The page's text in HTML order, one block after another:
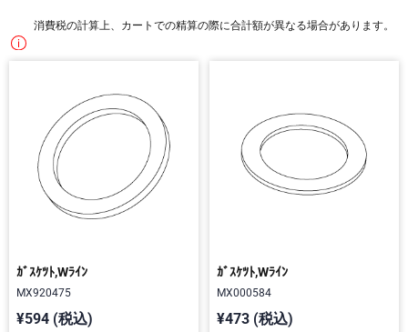
消費税の計算上、カートでの精算の際に合計額が異なる場合があります。
ｶﾞｽｹﾂﾄ,Wﾗｲﾝ
MX920475
¥594 (税込)
ｶﾞｽｹﾂﾄ,Wﾗｲﾝ
MX000584
¥473 (税込)